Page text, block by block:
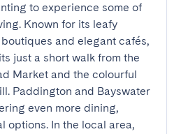
to experience some of
Known for its leafy
and elegant cafés,
just a short walk from the
Market and the colourful
Paddington and Bayswater
even more dining,
options. In the local area,